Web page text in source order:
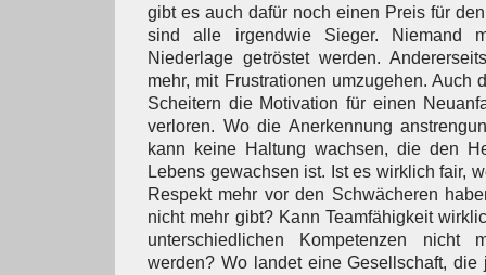
gibt es auch dafür noch einen Preis für
sind alle irgendwie Sieger. Niemand
Niederlage getröstet werden.
mehr, mit Frustrationen umzugehen. Auch
Scheitern die Motivation für einen
verloren. Wo die Anerkennung
kann keine Haltung wachsen, die den
Lebens gewachsen ist. Ist es wirklich fair,
Respekt mehr vor den Schwächeren
nicht mehr gibt? Kann Teamfähigkeit
unterschiedlichen Kompetenzen nicht
werden? Wo landet eine Gesellschaft, die